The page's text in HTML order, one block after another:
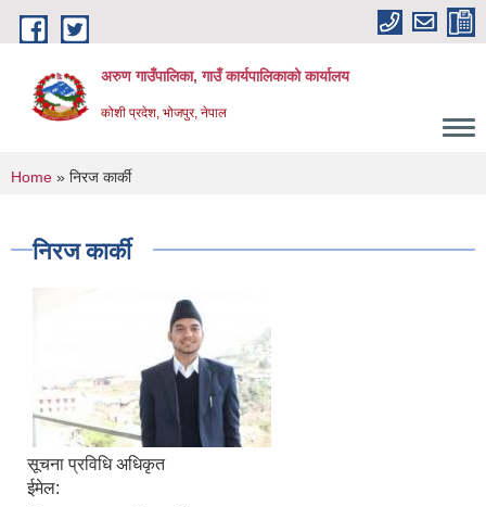
Skip to main content
अरुण गाउँपालिका, गाउँ कार्यपालिकाको कार्यालय
कोशी प्रदेश, भोजपुर, नेपाल
You are here
Home » निरज कार्की
निरज कार्की
सूचना प्रविधि अधिकृत
ईमेल: